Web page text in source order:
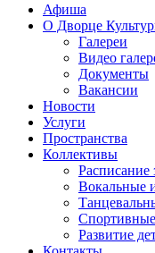
Афиша
О Дворце
Галереи
Видео
Документы
Вакансии
Новости
Услуги
Пространства
Коллективы
Расписание
Вокальные
Спортивные
Развитие